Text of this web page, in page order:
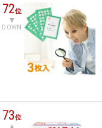
72位
DOWN
73位